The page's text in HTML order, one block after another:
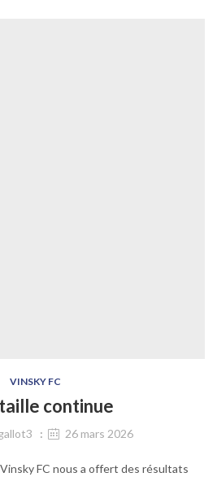
VINSKY FC
continue
26 mars 2026
FC nous a offert des résultats